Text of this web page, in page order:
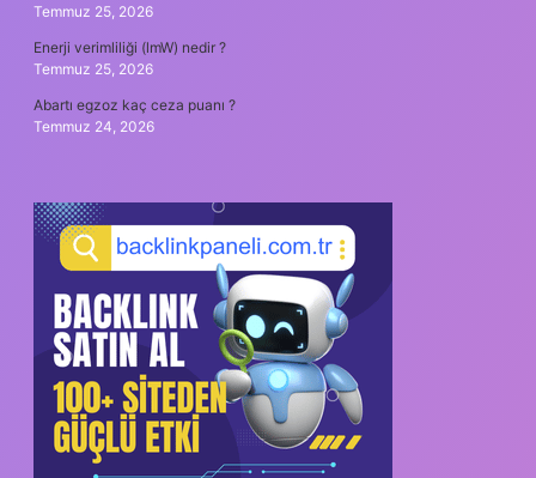
Temmuz 25, 2026
Enerji verimliliği (lmW) nedir ?
Temmuz 25, 2026
Abartı egzoz kaç ceza puanı ?
Temmuz 24, 2026